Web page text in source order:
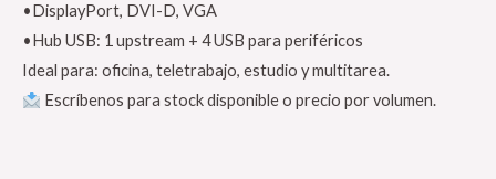
•DisplayPort, DVI-D, VGA
•Hub USB: 1 upstream + 4 USB para periféricos
Ideal para: oficina, teletrabajo, estudio y multitarea.
Escríbenos para stock disponible o precio por volumen.